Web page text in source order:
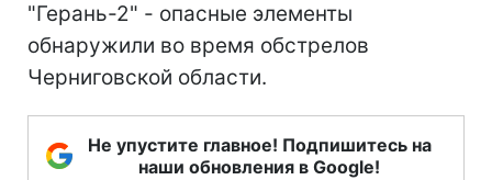
"Герань-2" - опасные элементы
обнаружили во время обстрелов
Черниговской области.
Не упустите главное! Подпишитесь на
наши обновления в Google!